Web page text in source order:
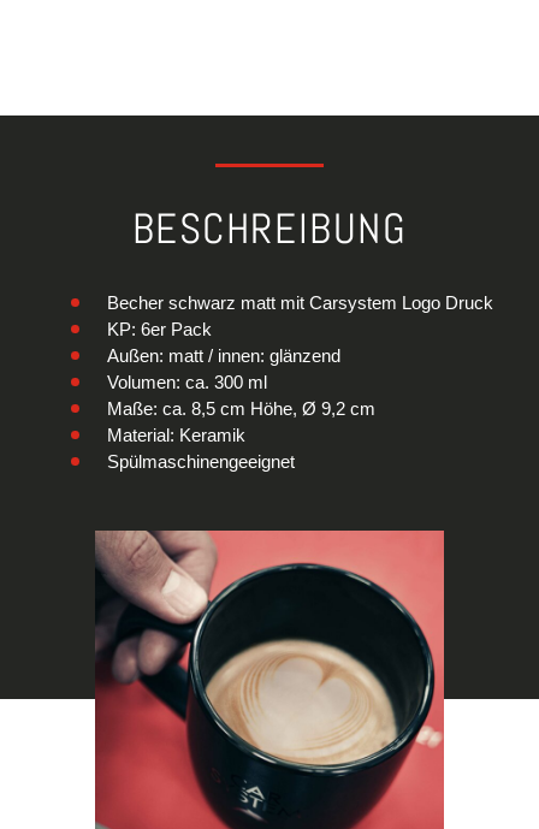
BESCHREIBUNG
Becher schwarz matt mit Carsystem Logo Druck
KP: 6er Pack
Außen: matt / innen: glänzend
Volumen: ca. 300 ml
Maße: ca. 8,5 cm Höhe, Ø 9,2 cm
Material: Keramik
Spülmaschinengeeignet